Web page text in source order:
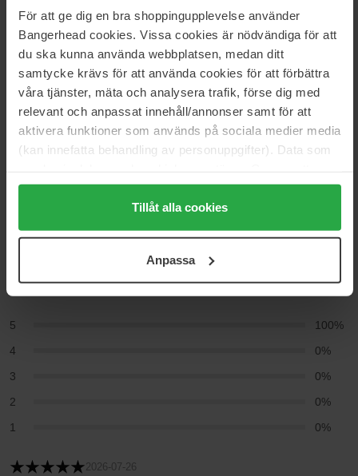
För att ge dig en bra shoppingupplevelse använder
Bangerhead cookies. Vissa cookies är nödvändiga för att
du ska kunna använda webbplatsen, medan ditt
samtycke krävs för att använda cookies för att förbättra
våra tjänster, mäta och analysera trafik, förse dig med
relevant och anpassat innehåll/annonser samt för att
aktivera funktioner som används på sociala medier media
(kan innefatta behandling av personuppgifter). Data som
trycka på "Tillåt alla cookies" accepterar du alla cookies,
medan du under "Detaljer" kan anpassa användningen av
cookies. Du kan när som helst återkalla ditt samtycke.
Tillåt alla cookies
Anpassa
Kategorier:
Hjem
Parfyme
Dameparfyme
5
5
100%
4
0%
3
0%
2
0%
1
0%
2026-07-26